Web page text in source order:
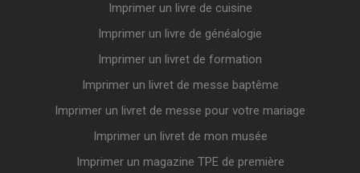
Imprimer un livre de cuisine
Imprimer un livre de généalogie
Imprimer un livret de formation
Imprimer un livret de messe baptême
Imprimer un livret de messe pour votre mariage
Imprimer un livret de mon musée
Imprimer un magazine TPE de première